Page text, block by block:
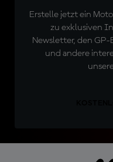
Erstelle jetzt ein
zu exklusiven
Newsletter, den
und andere